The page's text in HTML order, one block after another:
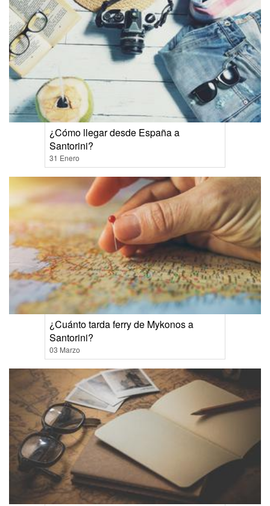
¿Cómo llegar desde España a
Santorini?
31 Enero
¿Cuánto tarda ferry de Mykonos a
Santorini?
03 Marzo